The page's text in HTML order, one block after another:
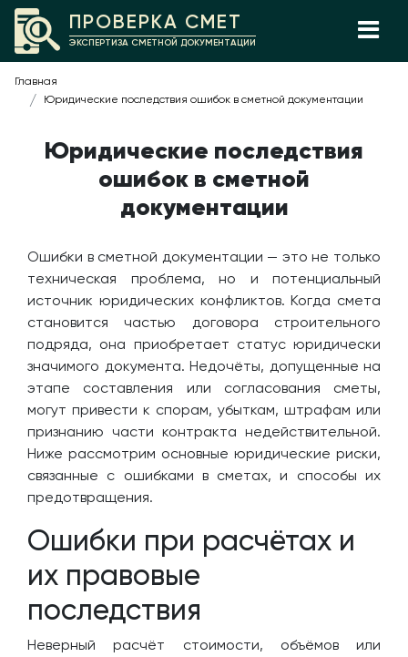
ПРОВЕРКА СМЕТ
ЭКСПЕРТИЗА СМЕТНОЙ ДОКУМЕНТАЦИИ
Главная
Юридические последствия ошибок в сметной документации
Юридические последствия
ошибок в сметной
документации
Ошибки в сметной документации — это не только
техническая проблема, но и потенциальный
источник юридических конфликтов. Когда смета
становится частью договора строительного
подряда, она приобретает статус юридически
значимого документа. Недочёты, допущенные на
этапе составления или согласования сметы,
могут привести к спорам, убыткам, штрафам или
признанию части контракта недействительной.
Ниже рассмотрим основные юридические риски,
связанные с ошибками в сметах, и способы их
предотвращения.
Ошибки при расчётах и
их правовые
последствия
Неверный расчёт стоимости, объёмов или